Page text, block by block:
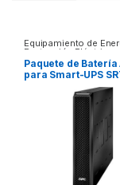
Equipamiento de
Protección Eléctrica
Paquete de Batería
para Smart-UPS
3000VA 3KVA